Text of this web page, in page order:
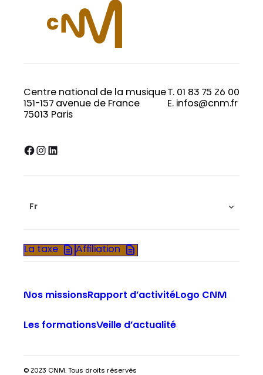
Centre national de la musique
151-157 avenue de France
75013 Paris
T. 01 83 75 26 00
E. infos@cnm.fr
Facebook InstagramLinkedIn
Fr
La taxe Affiliation
Nos missionsRapport d’activitéLogo CNM
Les formationsVeille d’actualité
© 2023 CNM. Tous droits réservés